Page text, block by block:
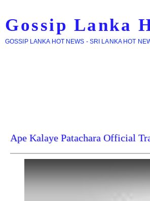
Gossip Lanka
GOSSIP LANKA HOT NEWS - SRI LANKA HOT
Ape Kalaye Patachara Official